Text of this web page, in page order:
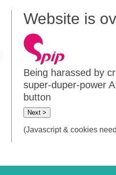
Website is
Being harassed by
super-duper-power
button
Next >
(Javascript & cookies